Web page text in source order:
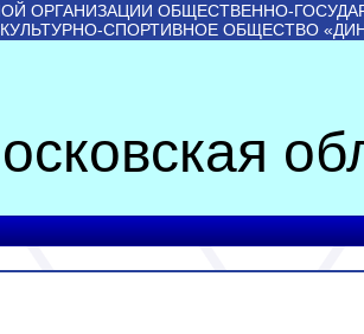
ОРГАНИЗАЦИИ ОБЩЕСТВЕННО-
СПОРТИВНОЕ ОБЩЕСТВО